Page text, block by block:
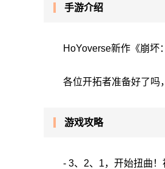
手游介绍
HoYoverse新作《崩坏
各位开拓者准备好了吗
游戏攻略
- 3、2、1，开始扭曲